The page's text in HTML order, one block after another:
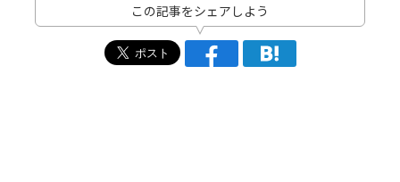
この記事をシェアしよう